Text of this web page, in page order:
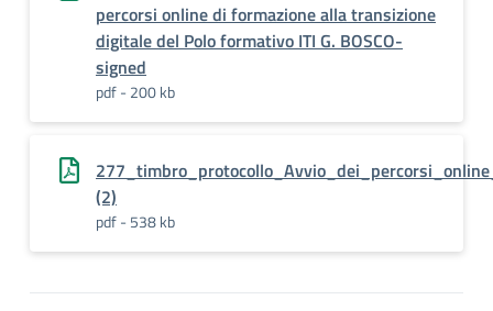
percorsi online di formazione alla transizione
digitale del Polo formativo ITI G. BOSCO-
signed
pdf - 200 kb
(2)
pdf - 538 kb